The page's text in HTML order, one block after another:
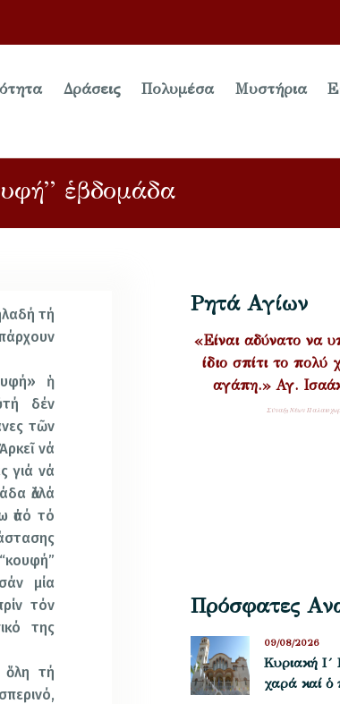
Δράσεις Πολυμέσα Μυστήρια
ἑβδομάδα
τή
ἡ
δέν
τῶν
νά
γιά νά
ἀλλά
ἀπό τό
μία
τόν
της
ὅλη τή
Ρητά Αγίων
«Είναι αδύνατο να
ίδιο σπίτι το πολύ
αγάπη.» Αγ.
Σύναξη Νέων
Πρόσφατες
Κυριακή Ι´
χαρά καί ὁ
09/08/2026